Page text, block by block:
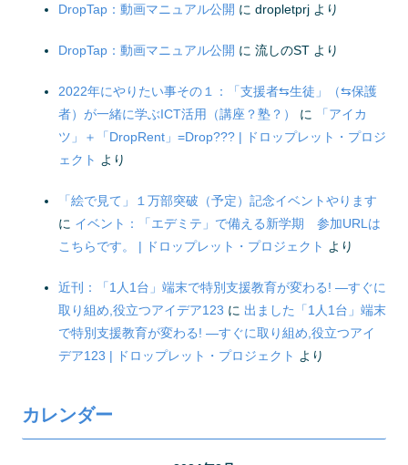
DropTap：動画マニュアル公開 に dropletprj より
DropTap：動画マニュアル公開 に 流しのST より
2022年にやりたい事その１：「支援者⇆生徒」（⇆保護
者）が一緒に学ぶICT活用（講座？塾？）
に
「アイカ
ツ」＋「DropRent」=Drop??? | ドロップレット・プロジ
ェクト より
「絵で見て」１万部突破（予定）記念イベントやります
に イベント：「エデミテ」で備える新学期 参加URLは
こちらです。 | ドロップレット・プロジェクト より
近刊：「1人1台」端末で特別支援教育が変わる! ―すぐに
取り組め,役立つアイデア123 に 出ました「1人1台」端末
で特別支援教育が変わる! ―すぐに取り組め,役立つアイ
デア123 | ドロップレット・プロジェクト より
カレンダー